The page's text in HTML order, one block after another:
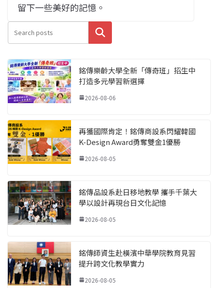
留下一些美好的記憶。
搜尋
銘傳樂齡大學全新「傳奇班」招生中
打造多元學習新選擇
2026-08-06
再獲國際肯定！銘傳商設系閃耀韓國
K-Design Award勇奪雙金1優勝
2026-08-05
銘傳品設系赴日移地教學 攜手千葉大
學以設計再現台日文化記憶
2026-08-05
銘傳師資生赴橫濱中華學院教育見習
提升跨文化教學實力
2026-08-05